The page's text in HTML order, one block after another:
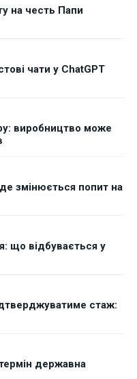
на честь Папи
чати у ChatGPT
виробництво може
змінюється попит на
що відбувається у
стаж:
державна